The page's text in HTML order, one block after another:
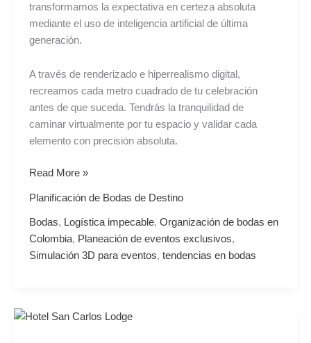
transformamos la expectativa en certeza absoluta
mediante el uso de inteligencia artificial de última
generación.
A través de renderizado e hiperrealismo digital,
recreamos cada metro cuadrado de tu celebración
antes de que suceda. Tendrás la tranquilidad de
caminar virtualmente por tu espacio y validar cada
elemento con precisión absoluta.
Read More »
Planificación de Bodas de Destino
Bodas, Logística impecable, Organización de bodas en
Colombia, Planeación de eventos exclusivos,
Simulación 3D para eventos, tendencias en bodas
Guía